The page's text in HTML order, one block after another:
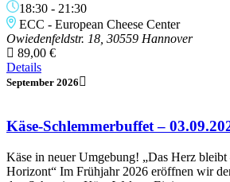
18:30 - 21:30
ECC - European Cheese Center
Owiedenfeldstr. 18, 30559 Hannover
89,00 €
Details
September 2026
Käse-Schlemmerbuffet –
Käse in neuer Umgebung! „Das Herz
Horizont“ Im Frühjahr 2026 eröffnen wir